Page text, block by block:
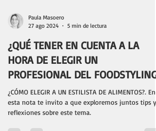
Paula Masoero
27 ago 2024
5 min de lectura
¿QUÉ TENER EN CUENTA A LA
HORA DE ELEGIR UN
PROFESIONAL DEL FOODSTYLING?
¿CÓMO ELEGIR A UN ESTILISTA DE ALIMENTOS?. En